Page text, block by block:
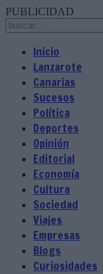
PUBLICIDAD
Inicio
Lanzarote
Canarias
Sucesos
Política
Deportes
Opinión
Editorial
Economía
Cultura
Sociedad
Viajes
Empresas
Blogs
Curiosidades